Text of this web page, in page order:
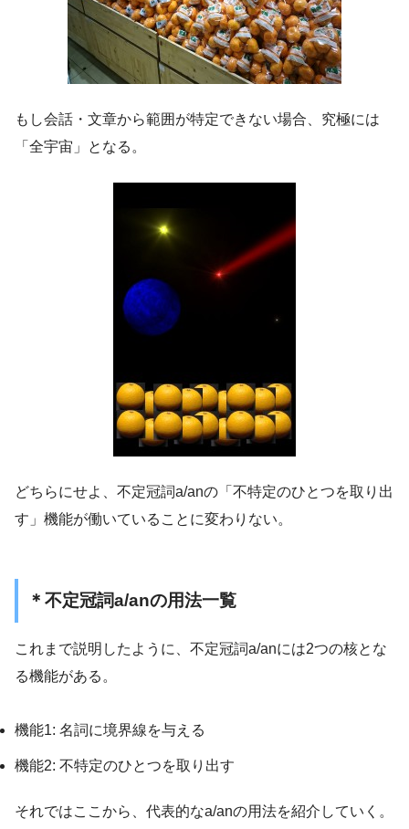
もし会話・文章から範囲が特定できない場合、究極には
「全宇宙」となる。
どちらにせよ、不定冠詞a/anの「不特定のひとつを取り出
す」機能が働いていることに変わりない。
＊不定冠詞a/anの用法一覧
これまで説明したように、不定冠詞a/anには2つの核とな
る機能がある。
機能1: 名詞に境界線を与える
機能2: 不特定のひとつを取り出す
それではここから、代表的なa/anの用法を紹介していく。